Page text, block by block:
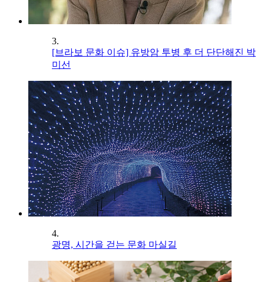
3.
[브라보 문화 이슈] 유방암 투병 후 더 단단해진 박
미선
4.
광명, 시간을 걷는 문화 마실길